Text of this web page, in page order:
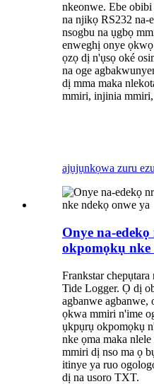
nkeonwe. Ebe
na njikọ RS232 na-
nsogbu na ụgbọ
enweghị onye
ọzọ dị n'ụsọ oké
na oge
dị mma maka
mmiri, injinia mmiri,
ajụjụnkọwa zuru ezu
Onye na-
okpomọkụ nke
Frankstar
Tide Logger. Ọ dị
agbanwe agbanwe,
ọkwa mmiri n'ime
ụkpụrụ okpomọkụ
nke ọma maka
mmiri dị nso ma ọ
itinye ya ruo
dị na usoro TXT.